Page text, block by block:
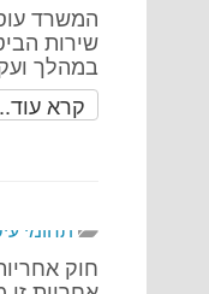
המשרד
שירות
במהלך
קרא
תחומי